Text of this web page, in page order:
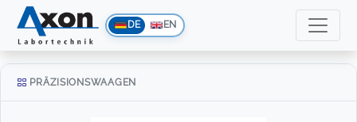
DE EN
PRÄZISIONSWAAGEN